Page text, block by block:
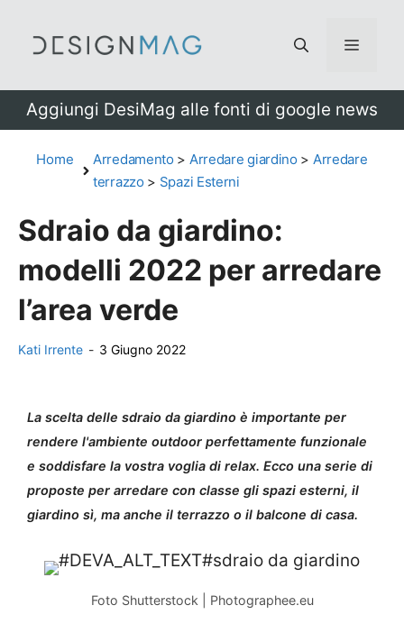
Menu
Aggiungi DesiMag alle fonti di google news
Home Arredamento > Arredare giardino > Arredare
terrazzo > Spazi Esterni
Sdraio da giardino:
modelli 2022 per arredare
l’area verde
Kati Irrente - 3 Giugno 2022
La scelta delle sdraio da giardino è importante per
rendere l'ambiente outdoor perfettamente funzionale
e soddisfare la vostra voglia di relax. Ecco una serie di
proposte per arredare con classe gli spazi esterni, il
giardino sì, ma anche il terrazzo o il balcone di casa.
Foto Shutterstock | Photographee.eu